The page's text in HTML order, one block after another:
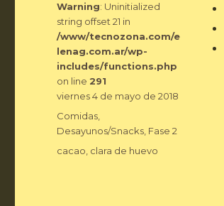
Warning: Uninitialized
string offset 21 in
/www/tecnozona.com/e
lenag.com.ar/wp-
includes/functions.php
on line 291
Publicado
viernes 4 de mayo de 2018
Categorías
Comidas
Desayunos/Snacks Fase 2
Etiquetas
cacao clara de huevo